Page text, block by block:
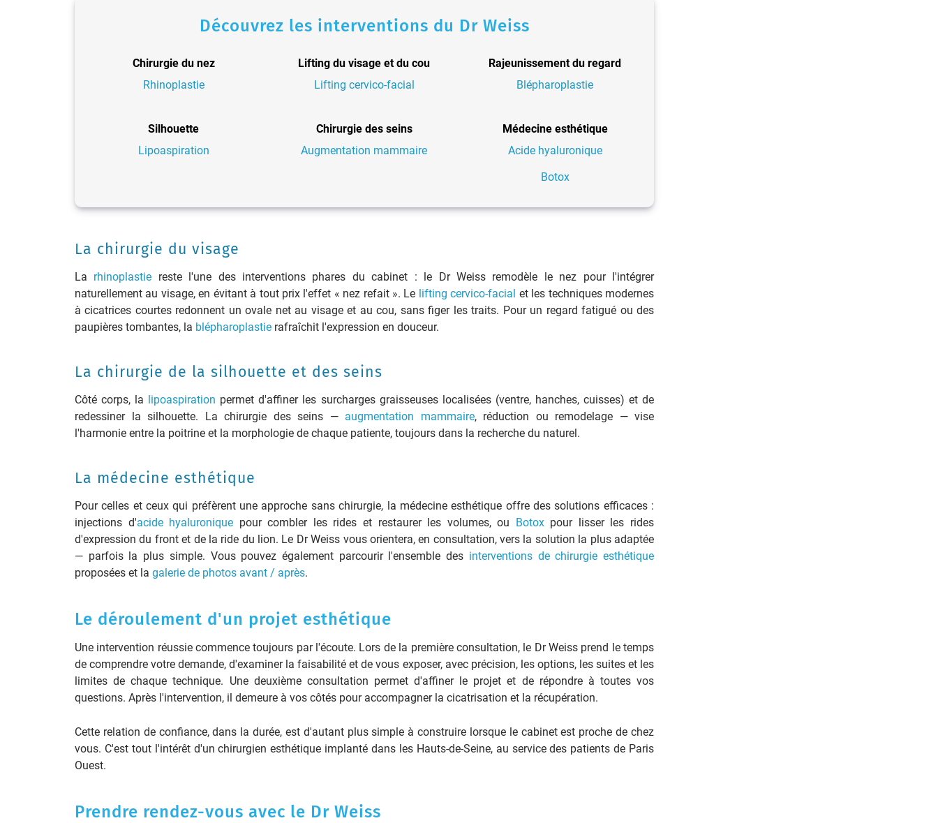
Découvrez les interventions du Dr Weiss
Chirurgie du nez
Rhinoplastie
Lifting du visage et du cou
Lifting cervico-facial
Rajeunissement du regard
Blépharoplastie
Silhouette
Lipoaspiration
Chirurgie des seins
Augmentation mammaire
Médecine esthétique
Acide hyaluronique
Botox
La chirurgie du visage
La rhinoplastie reste l'une des interventions phares du cabinet : le Dr Weiss remodèle le nez pour l'intégrer
naturellement au visage, en évitant à tout prix l'effet « nez refait ». Le lifting cervico-facial et les techniques modernes
à cicatrices courtes redonnent un ovale net au visage et au cou, sans figer les traits. Pour un regard fatigué ou des
paupières tombantes, la blépharoplastie rafraîchit l'expression en douceur.
La chirurgie de la silhouette et des seins
Côté corps, la lipoaspiration permet d'affiner les surcharges graisseuses localisées (ventre, hanches, cuisses) et de
redessiner la silhouette. La chirurgie des seins — augmentation mammaire, réduction ou remodelage — vise
l'harmonie entre la poitrine et la morphologie de chaque patiente, toujours dans la recherche du naturel.
La médecine esthétique
Pour celles et ceux qui préfèrent une approche sans chirurgie, la médecine esthétique offre des solutions efficaces :
injections d'acide hyaluronique pour combler les rides et restaurer les volumes, ou Botoxpour lisser les rides
d'expression du front et de la ride du lion. Le Dr Weiss vous orientera, en consultation, vers la solution la plus adaptée
— parfois la plus simple. Vous pouvez également parcourir l'ensemble des interventions de chirurgie esthétique
proposées et la galerie de photos avant / après.
Le déroulement d'un projet esthétique
Une intervention réussie commence toujours par l'écoute. Lors de la première consultation, le Dr Weiss prend le temps
de comprendre votre demande, d'examiner la faisabilité et de vous exposer, avec précision, les options, les suites et les
limites de chaque technique. Une deuxième consultation permet d'affiner le projet et de répondre à toutes vos
questions. Après l'intervention, il demeure à vos côtés pour accompagner la cicatrisation et la récupération.
Cette relation de confiance, dans la durée, est d'autant plus simple à construire lorsque le cabinet est proche de chez
vous. C'est tout l'intérêt d'un chirurgien esthétique implanté dans les Hauts-de-Seine, au service des patients de Paris
Ouest.
Prendre rendez-vous avec le Dr Weiss